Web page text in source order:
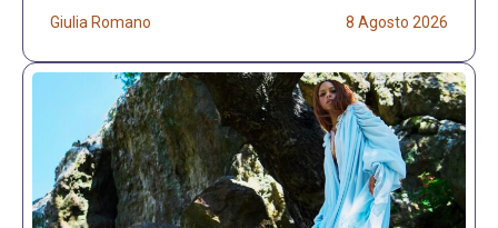
Giulia Romano 8 Agosto 2026